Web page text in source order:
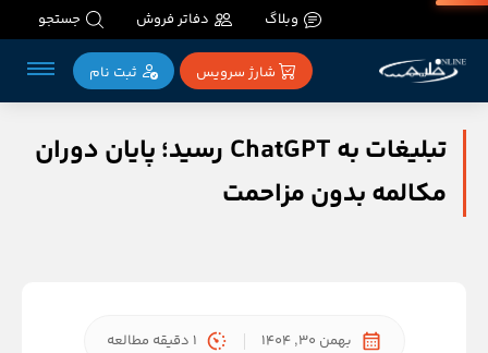
وبلاگ دفاتر فروش جستجو
شارژ سرویس ثبت‌ نام
تبلیغات به ChatGPT رسید؛ پایان دوران
مکالمه بدون مزاحمت
بهمن 30, 1404 1 دقیقه مطالعه